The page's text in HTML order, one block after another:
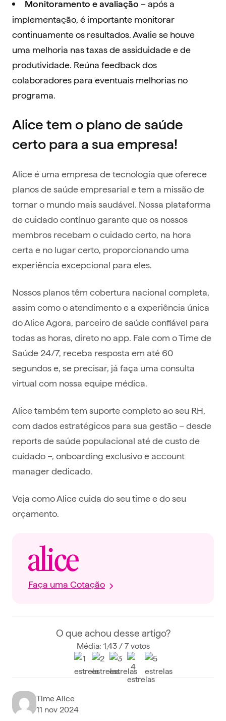
Monitoramento e avaliação – após a
implementação, é importante monitorar
continuamente os resultados. Avalie se houve
uma melhoria nas taxas de assiduidade e de
produtividade. Reúna feedback dos
colaboradores para eventuais melhorias no
programa.
Alice tem o plano de saúde
certo para a sua empresa!
Alice é uma empresa de tecnologia que oferece
planos de saúde empresarial e tem a missão de
tornar o mundo mais saudável. Nossa plataforma
de cuidado contínuo garante que os nossos
membros recebam o cuidado certo, na hora
certa e no lugar certo, proporcionando uma
experiência excepcional para eles.
Nossos planos têm cobertura nacional completa,
assim como o atendimento e a experiência única
do Alice Agora, parceiro de saúde confiável para
todas as horas, direto no app. Fale com o Time de
Saúde 24/7, receba resposta em até 60
segundos e, se precisar, já faça uma consulta
virtual com nossa equipe médica.
Alice também tem suporte completo ao seu RH,
com dados estratégicos para sua gestão – desde
reports de saúde populacional até de custo de
cuidado –, onboarding exclusivo e account
manager dedicado.
Veja como Alice cuida do seu time e do seu
orçamento.
Faça uma Cotação
O que achou desse artigo?
Média: 1,43 / 7 votos
Time Alice
11 nov 2024